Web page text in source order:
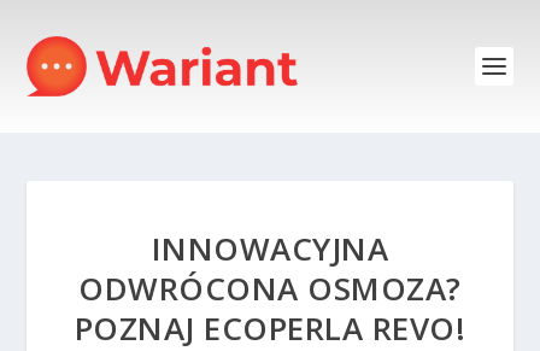
INNOWACYJNA
ODWRÓCONA OSMOZA?
POZNAJ ECOPERLA REVO!